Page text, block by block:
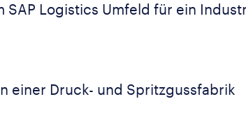
SAP Logistics Umfeld für ein
einer Druck- und Spritzgussfabrik